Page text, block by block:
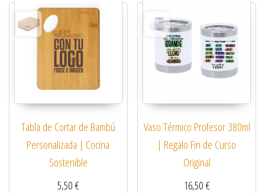
Tabla de Cortar de Bambú
Personalizada | Cocina
Sostenible
5,50€
Vaso Térmico Profesor 380ml
| Regalo Fin de Curso
Original
16,50€